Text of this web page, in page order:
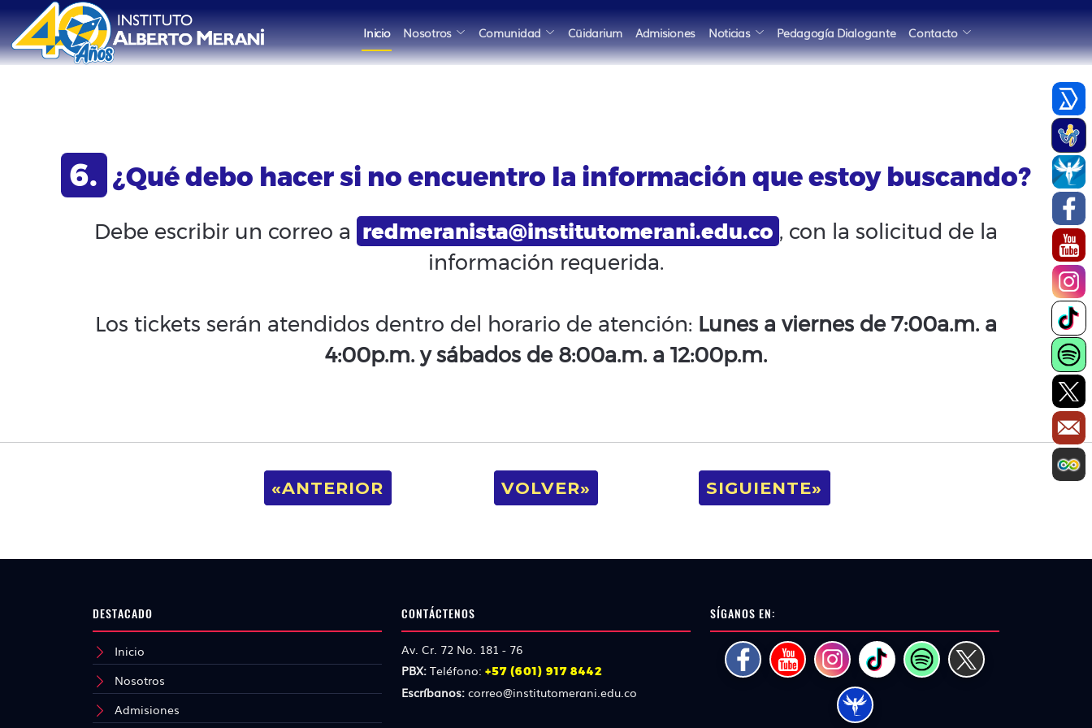
Inicio Nosotros Comunidad Cüidarium Admisiones Noticias Pedagogía Dialogante Contacto
6. ¿Qué debo hacer si no encuentro la información que estoy buscando?
Debe escribir un correo a redmeranista@institutomerani.edu.co , con la solicitud de la
información requerida.
Los tickets serán atendidos dentro del horario de atención: Lunes a viernes de 7:00a.m. a
4:00p.m. y sábados de 8:00a.m. a 12:00p.m.
«ANTERIOR VOLVER» SIGUIENTE»
DESTACADO
Inicio
Nosotros
Admisiones
CONTÁCTENOS
Av. Cr. 72 No. 181 - 76
PBX: Teléfono: +57 (601) 917 8442
Escríbanos: correo@institutomerani.edu.co
SÍGANOS EN: